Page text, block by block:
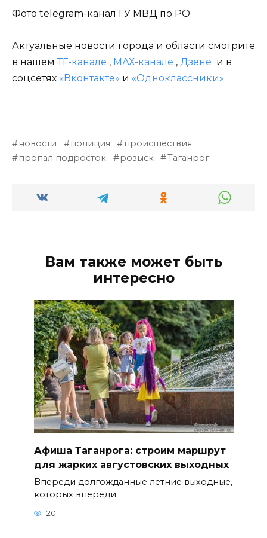
Фото telegram-канал ГУ МВД по РО
Актуальные новости города и области смотрите
в нашем ТГ-канале , МАХ-канале , Дзене и в
соцсетях «Вконтакте» и «Одноклассники».
новости полиция
происшествия
пропал подросток
розыск Таганрог
Вам также может быть
интересно
Афиша Таганрога: строим маршрут
для жарких августовских выходных
Впереди долгожданные летние выходные,
которых впереди
20